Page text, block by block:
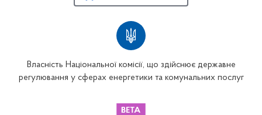
Власність Національної комісії, що здійснює державне
регулювання у сферах енергетики та комунальних послуг